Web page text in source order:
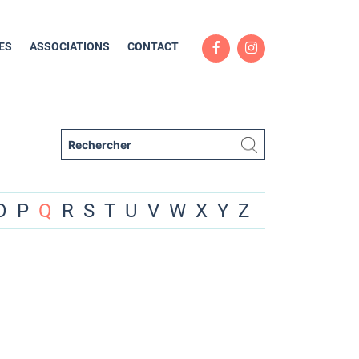
ASSOCIATIONS CONTACT
P Q R S T U V W X Y Z